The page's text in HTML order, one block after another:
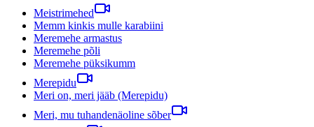
Meistrimehed
Memm kinkis mulle karabiini
Meremehe armastus
Meremehe põli
Meremehe püksikumm
Merepidu
Meri on, meri jääb (Merepidu)
Meri, mu tuhandenäoline sõber